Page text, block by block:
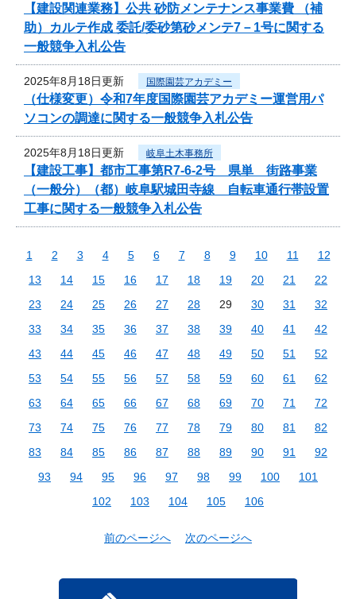
【建設関連業務】公共 砂防メンテナンス事業費 （補
助）カルテ作成 委託/委砂第砂メンテ7－1号に関する
一般競争入札公告
2025年8月18日更新 国際園芸アカデミー
（仕様変更）令和7年度国際園芸アカデミー運営用パ
ソコンの調達に関する一般競争入札公告
2025年8月18日更新 岐阜土木事務所
【建設工事】都市工事第R7-6-2号 県単 街路事業
（一般分）（都）岐阜駅城田寺線 自転車通行帯設置
工事に関する一般競争入札公告
1 2 3 4 5 6 7 8 9 10 11
12
13
14 15 16 17 18 19 20 21
22
23
24 25 26 27 28 29 30 31
32
33
34 35 36 37 38 39 40 41
42
43
44 45 46 47 48 49 50 51
52
53
54 55 56 57 58 59 60 61
62
63
64 65 66 67 68 69 70 71
72
73
74 75 76 77 78 79 80 81
82
83
84 85 86 87 88 89 90 91
92
93
94 95 96 97 98 99 100
101
102
103 104 105 106
前のページへ 次のページへ